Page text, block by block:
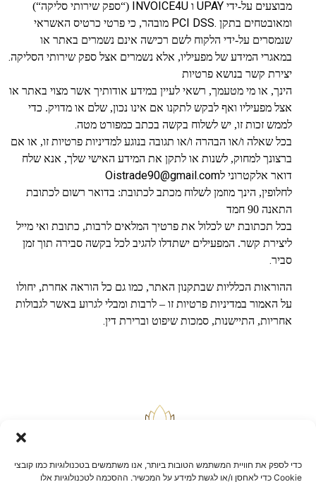
כדי לספק את חוויית המשתמש הטובות ביותר, אנו משתמשים בטכנולוגיות כמו קובצי
Cookie כדי לאחסן ו/או לגשת למידע על המכשיר. ההסכמה לטכנולוגיות אלו
מבוצעים על-ידי UPAY ו INVOICE4U (“ספק שירותי סליקה“)
ומאובטחים בתקן PCI DSS. מובהר, כי פרטי כרטיס האשראי
שנמסרים על-ידי הלקוח לשם רכישה אינם נשמרים באתר או
במאגרי המידע של מפעיליו, אלא נשמרים אצל ספק שירותי הסליקה.
יצירת קשר בנושא פרטיות
הינך, או מי מטעמך, רשאי לעיין במידע אודותיך אשר מצוי באתר או
אצל מפעיליו ואף לבקש לתקנו אם אינו נכון, שלם או מדויק. כדי
לממש זכות זו, יש לשלוח בקשה בכתב כמפורט מטה.
בכל שאלה ו/או הבהרה ו/או תגובה בנוגע למדיניות פרטיות זו, או אם
ברצונך למחוק, לשנות או לתקן את המידע האישי שלך, אנא שלח
דואר אלקטרוני לOistrade90@gmail.com
לחלופין, הינך מוזמן לשלוח מכתב לכתובת: בדואר רשום לכתובת
התאנה 90 חמד
בכל תכתובת יש לכלול את פרטיך המלאים לרבות, כתובת ואי מייל
ליצירת קשר. המפעילים ישתדלו להגיב לכל בקשה סבירה תוך זמן
סביר.
ההוראות הכלליות שבתקנון האתר, כמו גם כל הוראה אחרת, יחולו
על האמור במדיניות פרטיות זו – לרבות ומבלי לגרוע באשר לגבולות
אחריות, התיישנות, סמכות שיפוט וברירת דין.